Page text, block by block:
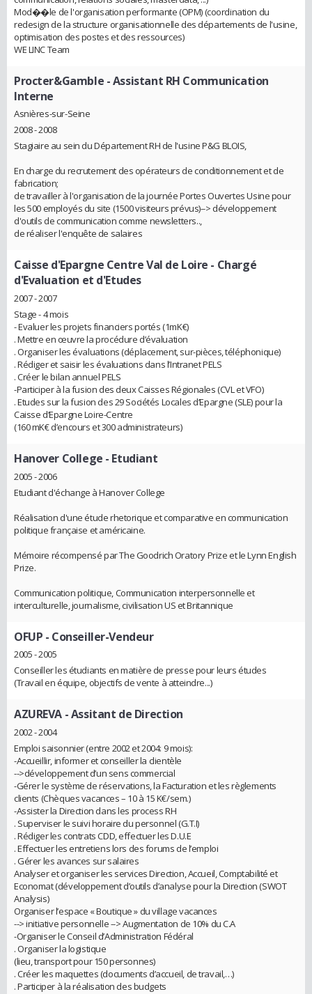
Mod��le de l'organisation performante (OPM) (coordination du
redesign de la structure organisationnelle des départements de l'usine,
optimisation des postes et des ressources)
WE LINC Team
Procter&Gamble - Assistant RH Communication
Interne
Asnières-sur-Seine
2008 - 2008
Stagiaire au sein du Département RH de l'usine P&G BLOIS,
En charge du recrutement des opérateurs de conditionnement et de
fabrication;
de travailler à l'organisation de la journée Portes Ouvertes Usine pour
les 500 employés du site (1500 visiteurs prévus)--> développement
d'outils de communication comme newsletters..,
de réaliser l'enquête de salaires
Caisse d'Epargne Centre Val de Loire - Chargé
d'Evaluation et d'Etudes
2007 - 2007
Stage - 4 mois
- Evaluer les projets financiers portés (1mK€)
. Mettre en œuvre la procédure d’évaluation
. Organiser les évaluations (déplacement, sur-pièces, téléphonique)
. Rédiger et saisir les évaluations dans l’Intranet PELS
. Créer le bilan annuel PELS
-Participer à la fusion des deux Caisses Régionales (CVL et VFO)
. Etudes sur la fusion des 29 Sociétés Locales d’Epargne (SLE) pour la
Caisse d’Epargne Loire-Centre
(160 mK€ d’encours et 300 administrateurs)
Hanover College - Etudiant
2005 - 2006
Etudiant d'échange à Hanover College
Réalisation d'une étude rhetorique et comparative en communication
politique française et américaine.
Mémoire récompensé par The Goodrich Oratory Prize et le Lynn English
Prize.
Communication politique, Communication interpersonnelle et
interculturelle, journalisme, civilisation US et Britannique
OFUP - Conseiller-Vendeur
2005 - 2005
Conseiller les étudiants en matière de presse pour leurs études
(Travail en équipe, objectifs de vente à atteindre...)
AZUREVA - Assitant de Direction
2002 - 2004
Emploi saisonnier (entre 2002 et 2004: 9 mois):
-Accueillir, informer et conseiller la clientèle
-->développement d’un sens commercial
-Gérer le système de réservations, la Facturation et les règlements
clients (Chèques vacances – 10 à 15 K€/sem.)
-Assister la Direction dans les process RH
. Superviser le suivi horaire du personnel (G.T.I)
. Rédiger les contrats CDD, effectuer les D.U.E
. Effectuer les entretiens lors des forums de l’emploi
. Gérer les avances sur salaires
Analyser et organiser les services Direction, Accueil, Comptabilité et
Economat (développement d’outils d’analyse pour la Direction (SWOT
Analysis)
Organiser l’espace « Boutique » du village vacances
--> initiative personnelle --> Augmentation de 10% du C.A
-Organiser le Conseil d’Administration Fédéral
. Organiser la logistique
(lieu, transport pour 150 personnes)
. Créer les maquettes (documents d’accueil, de travail,…)
. Participer à la réalisation des budgets